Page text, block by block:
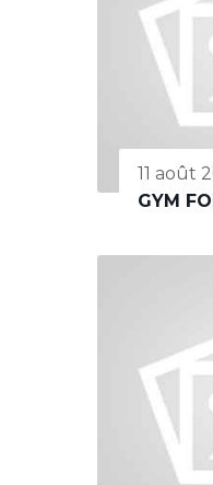
11 août
GYM